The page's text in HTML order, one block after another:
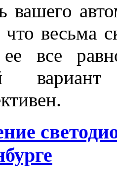
вашего
что весьма
ее все